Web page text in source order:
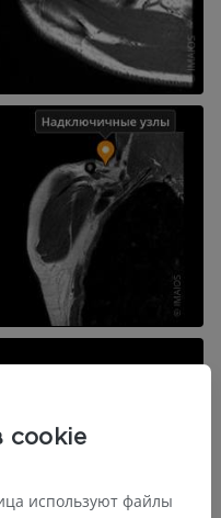
cookie
используют файлы